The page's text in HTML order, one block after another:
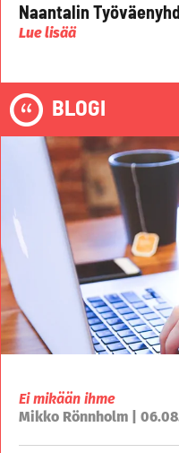
Naantalin
Lue lisää
BLOGI
Ei mikään ihme
Mikko Rönnholm |